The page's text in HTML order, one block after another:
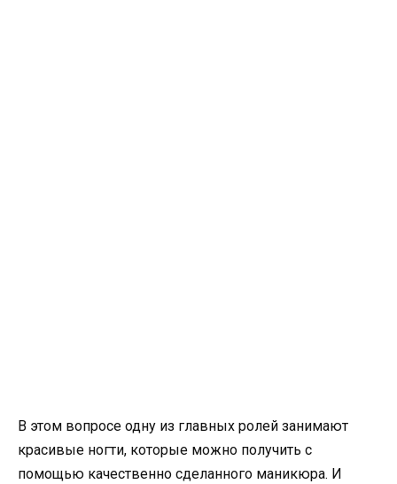
В этом вопросе одну из главных ролей занимают
красивые ногти, которые можно получить с
помощью качественно сделанного маникюра. И